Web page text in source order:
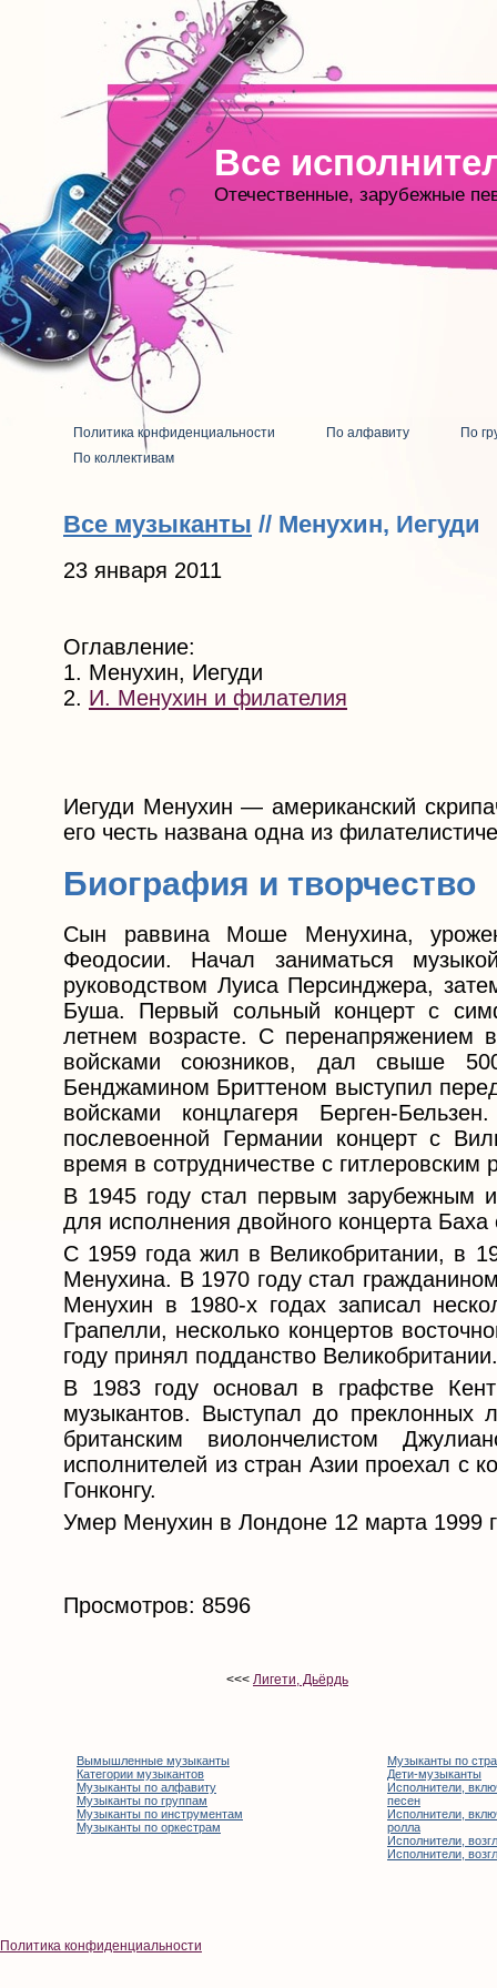
Все
Отечественные, зарубежные
Политика конфиденциальности По алфавиту
По
По коллективам
Все музыканты // Менухин, Иегуди
23 января 2011
Оглавление:
1. Менухин, Иегуди
2. И. Менухин и филателия
Иегуди Менухин — американский
его честь названа одна из
Биография и творчество
Сын раввина Моше Менухина,
Феодосии. Начал заниматься
руководством Луиса Персинджера,
Буша. Первый сольный концерт с
летнем возрасте. С перенапряжением
войсками союзников, дал свыше
Бенджамином Бриттеном выступил
войсками концлагеря Берген-
послевоенной Германии концерт с
время в сотрудничестве с гитлеровским
В 1945 году стал первым зарубежным
для исполнения двойного концерта
С 1959 года жил в Великобритании, в
Менухина. В 1970 году стал
Менухин в 1980-х годах записал
Грапелли, несколько концертов
году принял подданство Великобритании.
В 1983 году основал в графстве
музыкантов. Выступал до
британским виолончелистом
исполнителей из стран Азии проехал с
Гонконгу.
Умер Менухин в Лондоне 12 марта 1999
Просмотров: 8596
<<< Лигети, Дьёрдь
Вымышленные музыканты
Категории музыкантов
Музыканты по алфавиту
Музыканты по группам
Музыканты по инструментам
Музыканты по оркестрам
Музыканты по
Дети-музыканты
Исполнители,
песен
Исполнители,
ролла
Исполнители,
Исполнители,
Политика конфиденциальности